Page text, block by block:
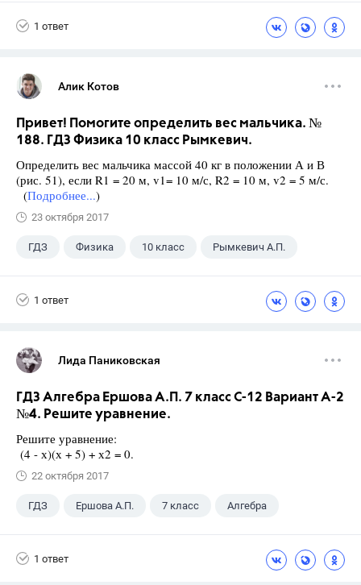
1 ответ
Алик Котов
Привет! Помогите определить вес мальчика. №
188. ГДЗ Физика 10 класс Рымкевич.
Определить вес мальчика массой 40 кг в положении А и В
(рис. 51), если R1 = 20 м, v1= 10 м/с, R2 = 10 м, v2 = 5 м/с.
(Подробнее...)
23 октября 2017
ГДЗ Физика 10 класс Рымкевич А.П.
1 ответ
Лида Паниковская
ГДЗ Алгебра Ершова А.П. 7 класс С-12 Вариант А-2
№4. Решите уравнение.
Решите уравнение:
(4 - х)(х + 5) + х2 = 0.
22 октября 2017
ГДЗ Ершова А.П. 7 класс Алгебра
1 ответ